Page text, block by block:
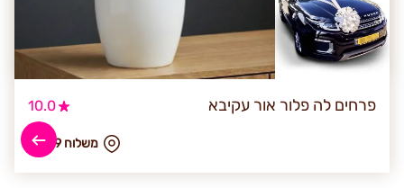
פרחים לה פלור אור עקיבא 10.0
₪ משלוח 49